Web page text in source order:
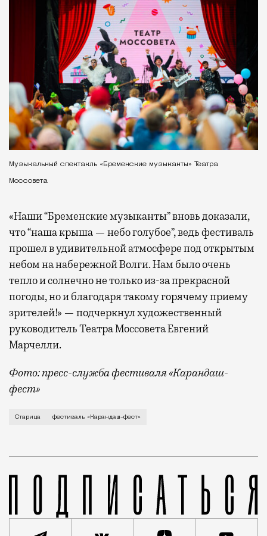
Музыкальный спектакль «Бременские музыканты» Театра
Моссовета
«Наши “Бременские музыканты” вновь доказали,
что “наша крыша — небо голубое”, ведь фестиваль
прошел в удивительной атмосфере под открытым
небом на набережной Волги. Нам было очень
тепло и солнечно не только из-за прекрасной
погоды, но и благодаря такому горячему приему
зрителей!» — подчеркнул художественный
руководитель Театра Моссовета Евгений
Марчелли.
Фото: пресс-служба фестиваля «Карандаш-
фест»
В минувший уикенд маленькая Старица в
Старица фестиваль «Карандаш-фест»